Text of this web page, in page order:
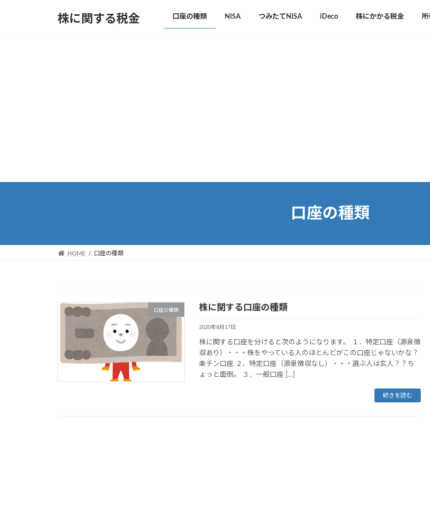
株に関する税金 口座の種類 NISA つみたてNISA iDeco 株にかかる税金 所
口座の種類
HOME 口座の種類
口座の種類 株に関する口座の種類
2020年8月17日
株に関する口座を分けると次のようになります。 １．特定口座（源泉徴
収あり）・・・株をやっている人のほとんどがこの口座じゃないかな？
楽チン口座 ２．特定口座（源泉徴収なし）・・・選ぶ人は玄人？？ち
ょっと面倒。 ３．一般口座 […]
続きを読む